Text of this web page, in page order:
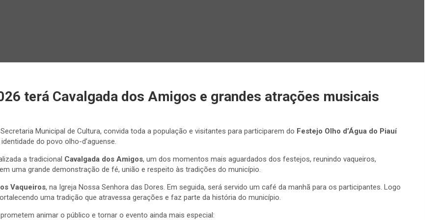
terá Cavalgada dos Amigos e grandes atrações musicais
Municipal de Cultura, convida toda a população e visitantes para participarem do Festejo Olho d’Água do Piauí
do povo olho-d’aguense.
a tradicional Cavalgada dos Amigos, um dos momentos mais aguardados dos festejos, reunindo vaqueiros,
uma grande demonstração de fé, união e respeito às tradições do município.
Vaqueiros, na Igreja Nossa Senhora das Dores. Em seguida, será servido um café da manhã para os participantes. Logo
uma tradição que atravessa gerações e faz parte da história do município.
animar o público e tornar o evento ainda mais especial: